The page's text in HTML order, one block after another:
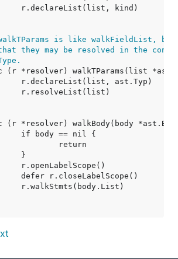
is like walkFieldList, but
they may be resolved in the